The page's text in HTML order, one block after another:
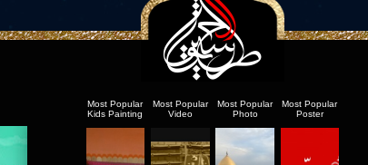
Most Popular
Kids Painting
Most Popular
Video
Most Popular
Photo
Most Popular
Poster